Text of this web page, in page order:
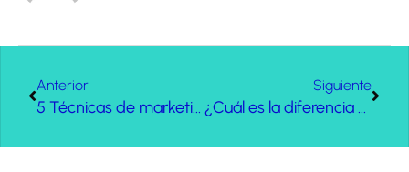
Anterior
5 Técnicas de marketing para asesorías que harán crecer tu negocio
Siguiente
¿Cuál es la diferencia entre imagen corporativa e identidad corporativa?